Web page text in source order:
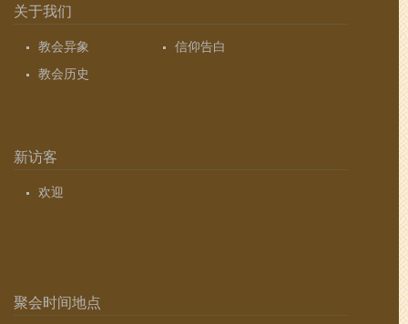
关于我们
教会异象
信仰告白
教会历史
新访客
欢迎
聚会时间地点